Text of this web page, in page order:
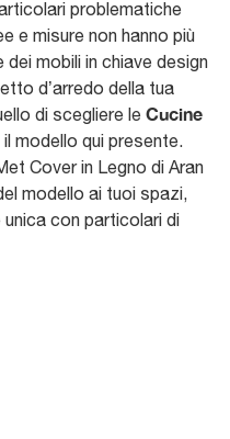
problematiche
e misure non hanno più
mobili in chiave design
d’arredo della tua
di scegliere le Cucine
modello qui presente.
Cover in Legno di Aran
modello ai tuoi spazi,
con particolari di